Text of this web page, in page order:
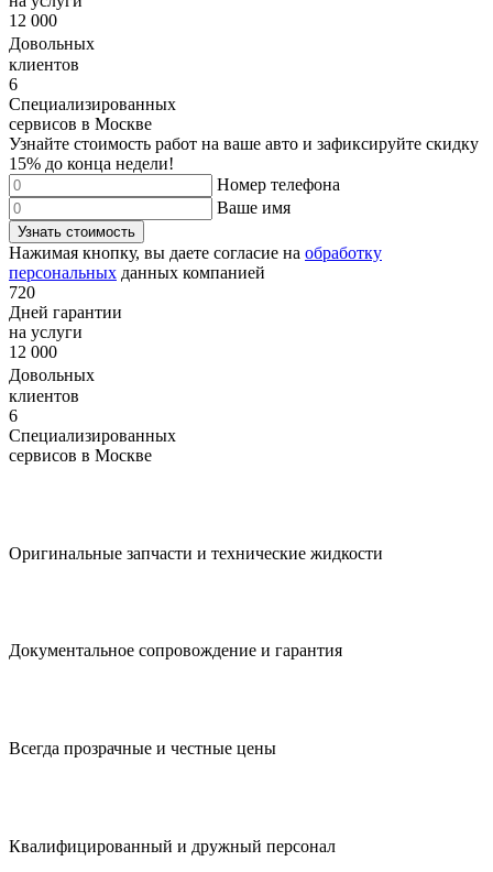
12 000
Довольных
клиентов
6
Специализированных
сервисов в Москве
Узнайте стоимость работ на ваше авто и зафиксируйте скидку
15% до конца недели!
Номер телефона
Ваше имя
Узнать стоимость
Нажимая кнопку, вы даете согласие на обработку
персональных данных компанией
720
Дней гарантии
на услуги
12 000
Довольных
клиентов
6
Специализированных
сервисов в Москве
Оригинальные запчасти и технические жидкости
Документальное сопровождение и гарантия
Всегда прозрачные и честные цены
Квалифицированный и дружный персонал